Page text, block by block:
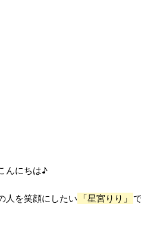
んにちは♪
人を笑顔にしたい 「星宮りり」